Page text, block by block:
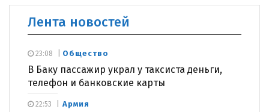
Лента новостей
Общество
В Баку пассажир украл у таксиста деньги,
телефон и банковские карты
23:08
Армия
22:53